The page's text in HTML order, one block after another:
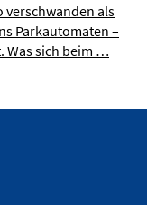
verschwanden als
Parkautomaten –
Was sich beim …